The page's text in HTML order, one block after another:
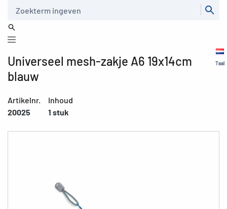
Taal
Universeel mesh-zakje A6 19x14cm
blauw
Artikelnr.
20025
Inhoud
1 stuk